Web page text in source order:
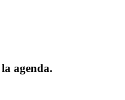
agenda.